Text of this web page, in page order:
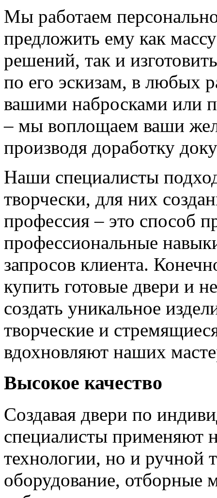
Мы работаем
предложить ему как
решений, так и
по его эскизам, в любых
вашими набросками или
– мы воплощаем ваши
производя доработку
Наши специалисты
творчески, для них
профессия – это способ
профессиональные
запросов клиента.
купить готовые двери и
создать уникальное
творческие и
вдохновляют наших
Высокое качество
Создавая двери по
специалисты применяют
технологии, но и ручной
оборудование, отборные